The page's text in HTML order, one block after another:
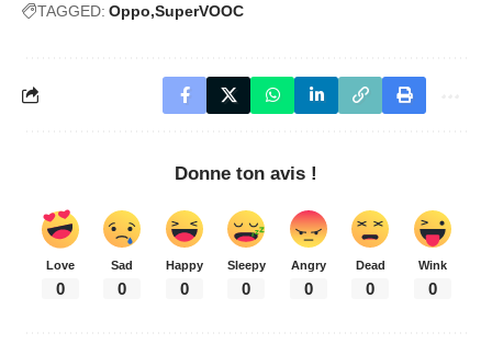
TAGGED: Oppo SuperVOOC
Donne ton avis !
Love
0
Sad
0
Happy
0
Sleepy
0
Angry
0
Dead
0
Wink
0